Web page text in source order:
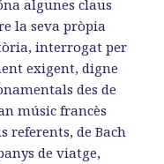
algunes claus
la seva pròpia
interrogat per
exigent, digne
des de
músic francès
referents, de Bach
de viatge,